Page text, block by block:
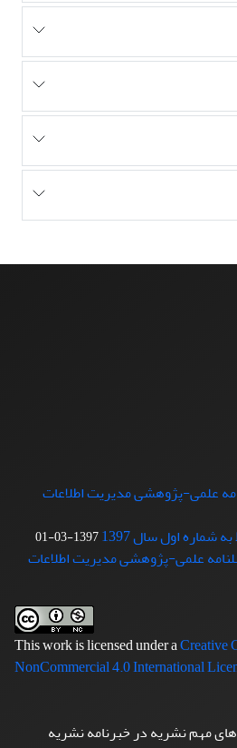
علمی-پژوهشی مدیریت اطلاعات
شماره اول سال 1397 1397-03-01
علمی-پژوهشی مدیریت اطلاعات
This work is licensed under aCreative
NonCommercial 4.0 International
های مهم نشریه در خبرنامه نشریه